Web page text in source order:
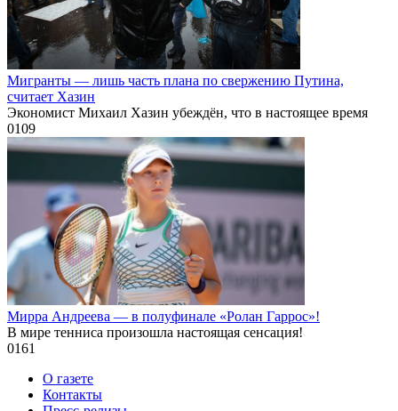
Мигранты — лишь часть плана по свержению Путина,
считает Хазин
Экономист Михаил Хазин убеждён, что в настоящее время
0109
Мирра Андреева — в полуфинале «Ролан Гаррос»!
В мире тенниса произошла настоящая сенсация!
0161
О газете
Контакты